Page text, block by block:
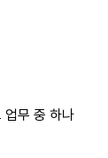
업무 중 하나